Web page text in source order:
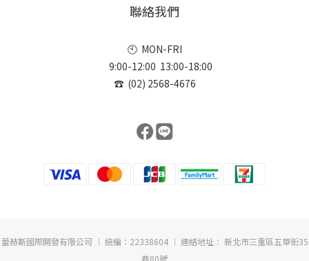
聯絡我們
🕙 MON-FRI
9:00-12:00 13:00-18:00
☎ (02) 2568-4676
蕾赫斯國際開發有限公司 ︱ 統編：22338604 ︱ 連絡地址： 新北市三重區五華街35
巷80號